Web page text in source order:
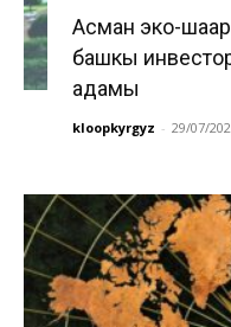
Асман эко-
башкы
адамы
kloopkyrgyz - 29/07/